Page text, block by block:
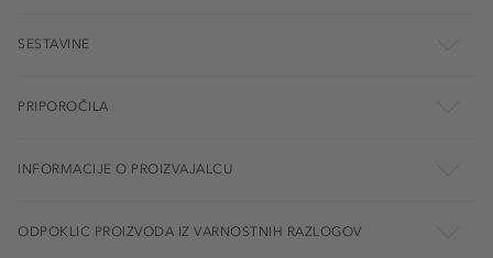
SESTAVINE
PRIPOROČILA
INFORMACIJE O PROIZVAJALCU
ODPOKLIC PROIZVODA IZ VARNOSTNIH RAZLOGOV